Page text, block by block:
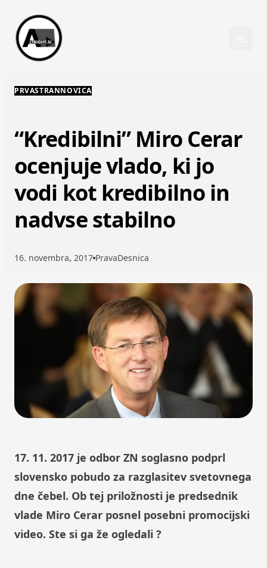
Skip to content
PRVASTRANNOVICA
“Kredibilni” Miro Cerar
ocenjuje vlado, ki jo
vodi kot kredibilno in
nadvse stabilno
16. novembra, 2017 PravaDesnica
17. 11. 2017 je odbor ZN soglasno podprl
slovensko pobudo za razglasitev svetovnega
dne čebel. Ob tej priložnosti je predsednik
vlade Miro Cerar posnel posebni promocijski
video. Ste si ga že ogledali ?